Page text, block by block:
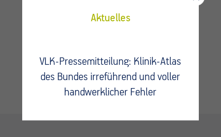
Aktuelles
VLK-Pressemitteilung: Klinik-Atlas
des Bundes irreführend und voller
handwerklicher Fehler